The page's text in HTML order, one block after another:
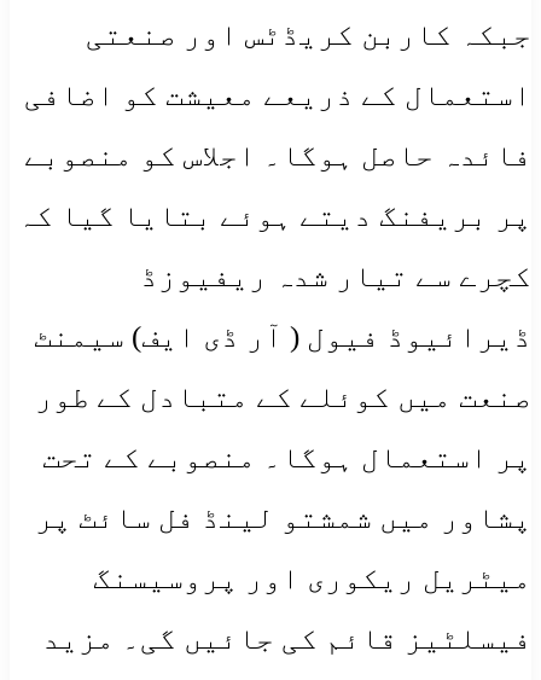
جبکہ کاربن کریڈٹس اور صنعتی
استعمال کے ذریعے معیشت کو اضافی
فائدہ حاصل ہوگا۔ اجلاس کو منصوبے
پر بریفنگ دیتے ہوئے بتایا گیا کہ
کچرے سے تیار شدہ ریفیوزڈ
ڈیرائیوڈ فیول ( آر ڈی ایف) سیمنٹ
صنعت میں کوئلے کے متبادل کے طور
پر استعمال ہوگا۔ منصوبے کے تحت
پشاور میں شمشتو لینڈ فل سائٹ پر
میٹریل ریکوری اور پروسیسنگ
فیسلٹیز قائم کی جائیں گی۔ مزید